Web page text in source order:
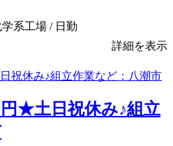
系工場 / 日勤
詳細を表示
円★土日祝休み♪組立